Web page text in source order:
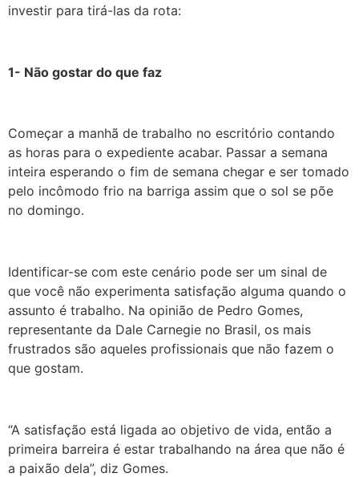
investir para tirá-las da rota:
1- Não gostar do que faz
Começar a manhã de trabalho no escritório contando
as horas para o expediente acabar. Passar a semana
inteira esperando o fim de semana chegar e ser tomado
pelo incômodo frio na barriga assim que o sol se põe
no domingo.
Identificar-se com este cenário pode ser um sinal de
que você não experimenta satisfação alguma quando o
assunto é trabalho. Na opinião de Pedro Gomes,
representante da Dale Carnegie no Brasil, os mais
frustrados são aqueles profissionais que não fazem o
que gostam.
“A satisfação está ligada ao objetivo de vida, então a
primeira barreira é estar trabalhando na área que não é
a paixão dela”, diz Gomes.